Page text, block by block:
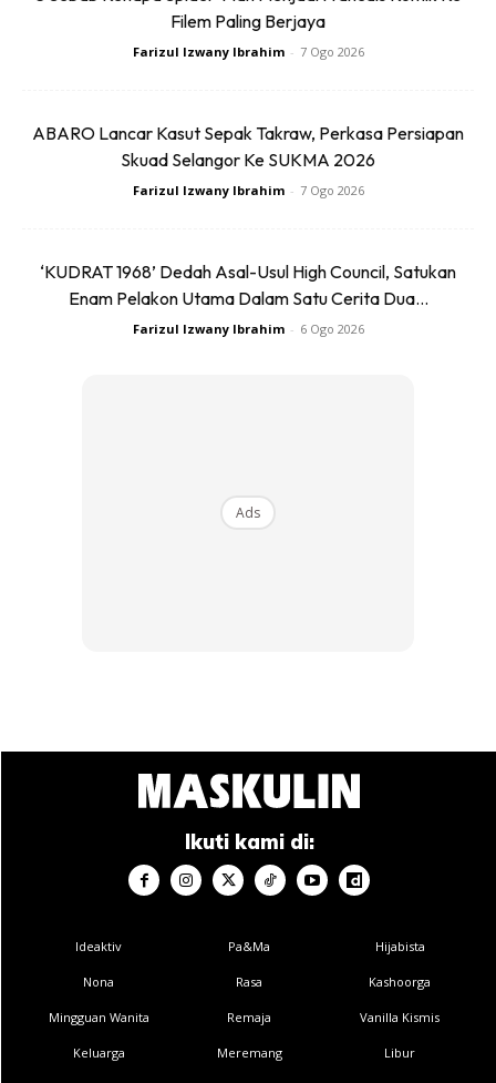
Sebagai seorang jurulatih larian dan bakal guru yang bakal
memulakan latihan mengajar di sebuah sekolah menengah
“Bullying tinggalkan parut, tapi larian membina
kekuatan, kesatuan, dan keberanian,”katanya dengan
Bagi beliau, sukan seperti larian bukan sekadar tentang
Ads
Filem Paling Berjaya
Farizul Izwany Ibrahim - 7 Ogo 2026
ABARO Lancar Kasut Sepak Takraw, Perkasa Persiapan
Skuad Selangor Ke SUKMA 2026
Farizul Izwany Ibrahim - 7 Ogo 2026
‘KUDRAT 1968’ Dedah Asal-Usul High Council, Satukan
Enam Pelakon Utama Dalam Satu Cerita Dua...
Farizul Izwany Ibrahim - 6 Ogo 2026
Ads
Ikuti kami di:
Ideaktiv
Nona
Mingguan Wanita
Keluarga
Pa&Ma
Rasa
Remaja
Meremang
Hijabista
Kashoorga
Vanilla Kismis
Libur